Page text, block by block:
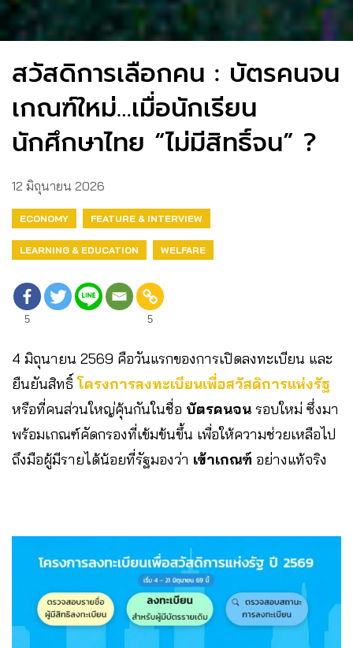
สวัสดิการเลือกคน : บัตรคนจน
เกณฑ์ใหม่…เมื่อนักเรียน
นักศึกษาไทย “ไม่มีสิทธิ์จน” ?
12 มิถุนายน 2026
ECONOMY FEATURE & INTERVIEW
LEARNING & EDUCATION WELFARE
5 5
4 มิถุนายน 2569 คือวันแรกของการเปิดลงทะเบียน และ
ยืนยันสิทธิ์โครงการลงทะเบียนเพื่อสวัสดิการแห่งรัฐ
หรือที่คนส่วนใหญ่คุ้นกันในชื่อ บัตรคนจน รอบใหม่ ซึ่งมา
พร้อมเกณฑ์คัดกรองที่เข้มข้นขึ้น เพื่อให้ความช่วยเหลือไป
ถึงมือผู้มีรายได้น้อยที่รัฐมองว่า เข้าเกณฑ์ อย่างแท้จริง